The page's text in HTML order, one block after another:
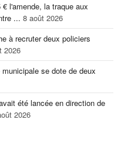
l'amende, la traque aux
... 8 août 2026
à recruter deux policiers
2026
se dote de deux
été lancée en direction de
2026